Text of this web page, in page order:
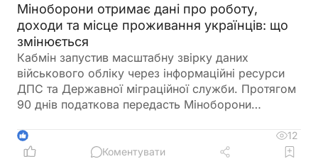
Міноборони отримає дані про роботу,
доходи та місце проживання українців: що
змінюється
Кабмін запустив масштабну звірку даних
військового обліку через інформаційні ресурси
ДПС та Державної міграційної служби. Протягом
90 днів податкова передасть Міноборони
років, включаючи відомості про місце роботи,
доходи та персональні дані. Паралельно ДМС
1
12
Коментувати